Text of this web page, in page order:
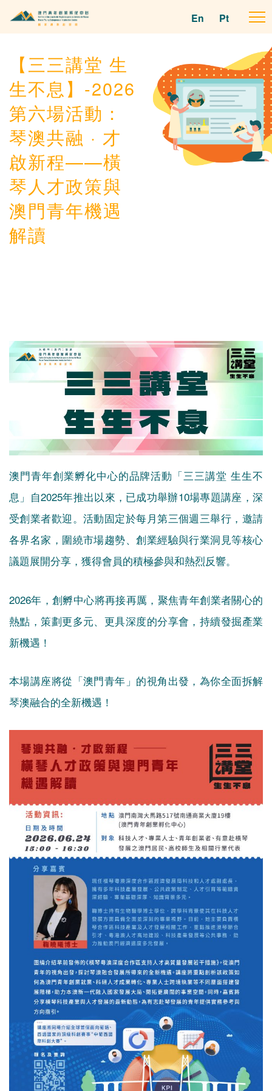
En Pt
【三三講堂 生
生不息】-2026
第六場活動：
琴澳共融 · 才
啟新程——橫
琴人才政策與
澳門青年機遇
解讀
澳門青年創業孵化中心的品牌活動「三三講堂 生生不
息」自2025年推出以來，已成功舉辦10場專題講座，深
受創業者歡迎。活動固定於每月第三個週三舉行，邀請
各界名家，圍繞市場趨勢、創業經驗與行業洞見等核心
議題展開分享，獲得會員的積極參與和熱烈反響。
2026年，創孵中心將再接再厲，聚焦青年創業者關心的
熱點，策劃更多元、更具深度的分享會，持續發掘產業
新機遇！
本場講座將從「澳門青年」的視角出發，為你全面拆解
琴澳融合的全新機遇！